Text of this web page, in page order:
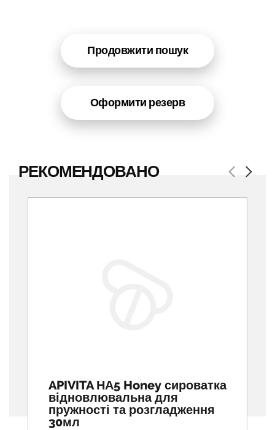
Продовжити пошук
Оформити резерв
РЕКОМЕНДОВАНО Previous
APIVITA НА5 Honey сироватка
відновлювальна для
пружності та розгладження
30мл
Next